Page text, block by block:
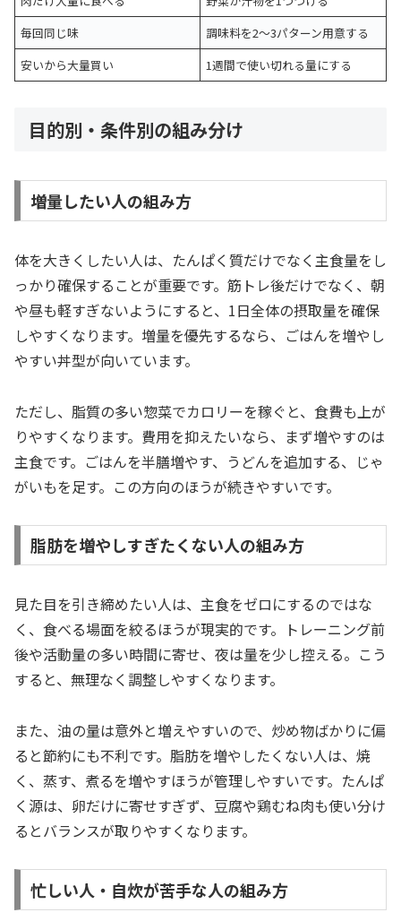
毎回同じ味
調味料を2〜3パターン用意する
安いから大量買い
1週間で使い切れる量にする
目的別・条件別の組み分け
増量したい人の組み方
体を大きくしたい人は、たんぱく質だけでなく主食量をし
っかり確保することが重要です。筋トレ後だけでなく、朝
や昼も軽すぎないようにすると、1日全体の摂取量を確保
しやすくなります。増量を優先するなら、ごはんを増やし
やすい丼型が向いています。
ただし、脂質の多い惣菜でカロリーを稼ぐと、食費も上が
りやすくなります。費用を抑えたいなら、まず増やすのは
主食です。ごはんを半膳増やす、うどんを追加する、じゃ
がいもを足す。この方向のほうが続きやすいです。
脂肪を増やしすぎたくない人の組み方
見た目を引き締めたい人は、主食をゼロにするのではな
く、食べる場面を絞るほうが現実的です。トレーニング前
後や活動量の多い時間に寄せ、夜は量を少し控える。こう
すると、無理なく調整しやすくなります。
また、油の量は意外と増えやすいので、炒め物ばかりに偏
ると節約にも不利です。脂肪を増やしたくない人は、焼
く、蒸す、煮るを増やすほうが管理しやすいです。たんぱ
く源は、卵だけに寄せすぎず、豆腐や鶏むね肉も使い分け
るとバランスが取りやすくなります。
忙しい人・自炊が苦手な人の組み方